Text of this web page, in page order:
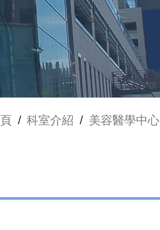
/ 科室介紹 / 美容醫學中心